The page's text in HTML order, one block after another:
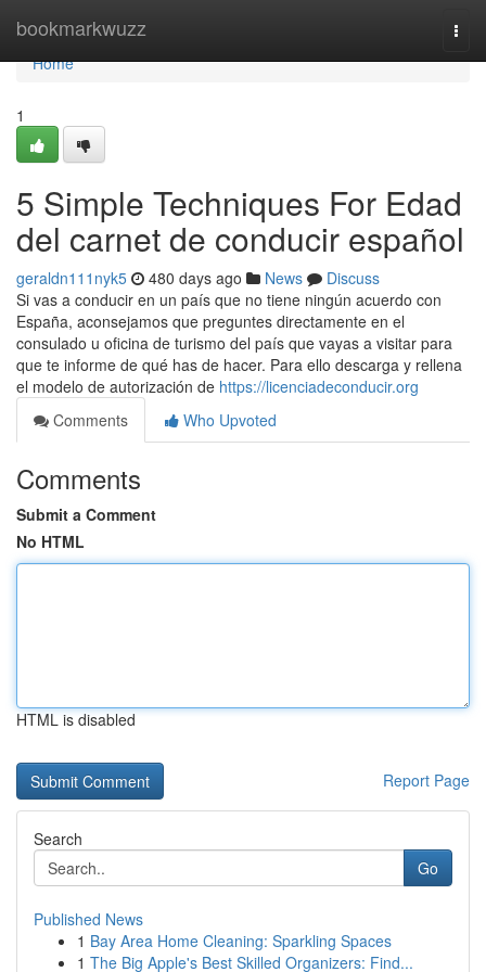
bookmarkwuzz
Home
Home
1
5 Simple Techniques For Edad
del carnet de conducir español
geraldn111nyk5 480 days ago News
Discuss
Si vas a conducir en un país que no tiene ningún acuerdo con
España, aconsejamos que preguntes directamente en el
consulado u oficina de turismo del país que vayas a visitar para
que te informe de qué has de hacer. Para ello descarga y rellena
el modelo de autorización de https://licenciadeconducir.org
Comments
Who Upvoted
Comments
Submit a Comment
No HTML
HTML is disabled
Report Page
Search
Go
Published News
1 Bay Area Home Cleaning: Sparkling Spaces
1 The Big Apple's Best Skilled Organizers: Find...